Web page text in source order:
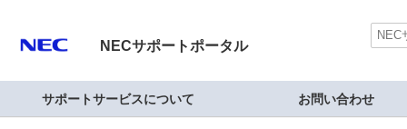
NECサポートポータル
サポートサービスについて お問い合わせ